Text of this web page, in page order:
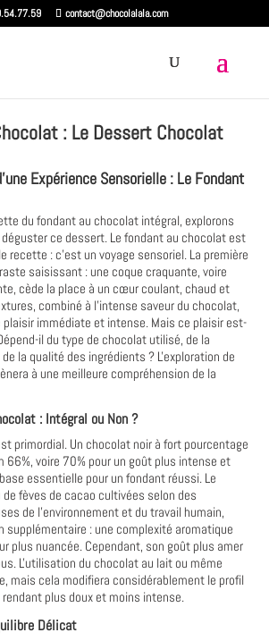
contact@chocolalala.com
: Le Dessert Chocolat
Expérience Sensorielle : Le Fondant
du fondant au chocolat intégral, explorons
ce dessert. Le fondant au chocolat est
recette : c'est un voyage sensoriel. La première
saisissant : une coque craquante, voire
cède la place à un cœur coulant, chaud et
combiné à l'intense saveur du chocolat,
plaisir immédiate et intense. Mais ce plaisir est-
il du type de chocolat utilisé, de la
la qualité des ingrédients ? L'exploration de
à une meilleure compréhension de la
: Intégral ou Non ?
primordial. Un chocolat noir à fort pourcentage
66%, voire 70% pour un goût plus intense et
essentielle pour un fondant réussi. Le
fèves de cacao cultivées selon des
de l'environnement et du travail humain,
supplémentaire : une complexité aromatique
plus nuancée. Cependant, son goût plus amer
L'utilisation du chocolat au lait ou même
mais cela modifiera considérablement le profil
plus doux et moins intense.
Délicat